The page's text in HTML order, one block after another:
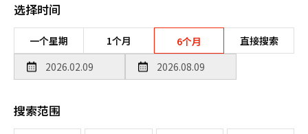
选择时间
一个星期 1个月 6个月 直接搜索
搜索范围